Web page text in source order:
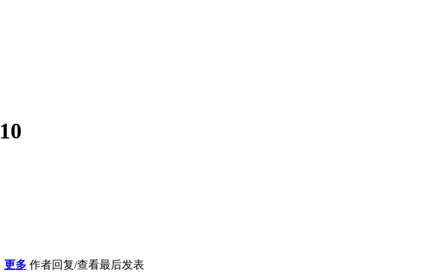
10
更多 作者回复/查看最后发表